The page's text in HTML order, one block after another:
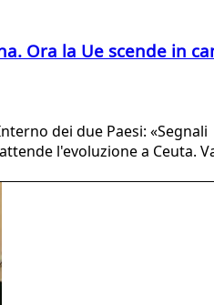
Ora la Ue scende in
dei due Paesi: «Segnali
l'evoluzione a Ceuta.